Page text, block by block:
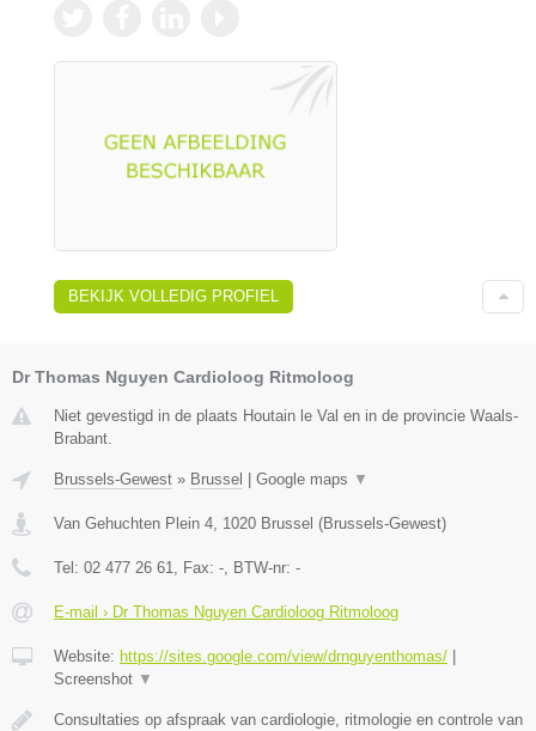
BEKIJK VOLLEDIG PROFIEL
Dr Thomas Nguyen Cardioloog Ritmoloog
Niet gevestigd in de plaats Houtain le Val en in de provincie Waals-
Brabant.
Brussels-Gewest » Brussel | Google maps ▼
Van Gehuchten Plein 4 1020 Brussel (Brussels-Gewest)
Tel: 02 477 26 61 , Fax: - , BTW-nr: -
E-mail › Dr Thomas Nguyen Cardioloog Ritmoloog
Website: https://sites.google.com/view/drnguyenthomas/ |
Screenshot ▼
Consultaties op afspraak van cardiologie, ritmologie en controle van